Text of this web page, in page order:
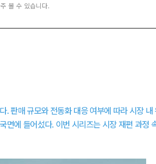
볼 수 있습니다.
. 판매 규모와 전동화 대응 여부에 따라 시장 내
면에 들어섰다. 이번 시리즈는 시장 재편 과정